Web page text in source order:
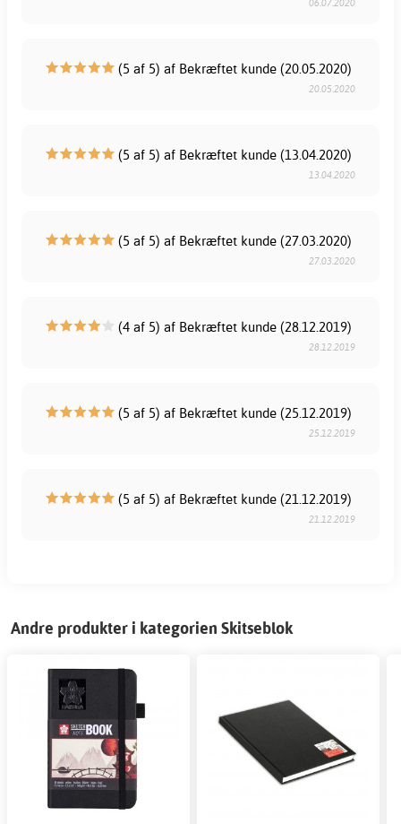
(5 af 5) af Bekræftet kunde (20.05.2020)
20.05.2020
(5 af 5) af Bekræftet kunde (13.04.2020)
13.04.2020
(5 af 5) af Bekræftet kunde (27.03.2020)
27.03.2020
(4 af 5) af Bekræftet kunde (28.12.2019)
28.12.2019
(5 af 5) af Bekræftet kunde (25.12.2019)
25.12.2019
(5 af 5) af Bekræftet kunde (21.12.2019)
21.12.2019
Andre produkter i kategorien Skitseblok